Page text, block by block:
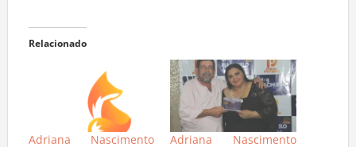
Relacionado
Adriana Nascimento
Adriana Nascimento